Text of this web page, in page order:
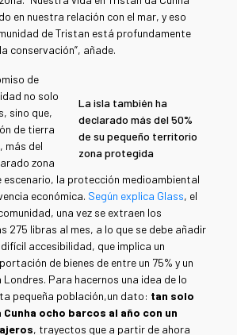
en nuestra relación con el mar, y eso
de Tristan está profundamente
conservación”, añade.
La isla también ha
declarado más del 50%
de su pequeño territorio
zona protegida
de
no solo
sino que,
de tierra
más del
zona
escenario, la protección medioambiental
económica. Según explica Glass, el
una vez se extraen los
275 libras al mes, a lo que se debe añadir
accesibilidad, que implica un
de bienes de entre un 75% y un
Para hacernos una idea de lo
pequeña población,un dato: tan solo
ocho barcos al año con un
, trayectos que a partir de ahora